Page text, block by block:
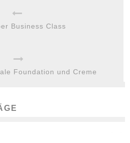
Business Class
Foundation und Creme